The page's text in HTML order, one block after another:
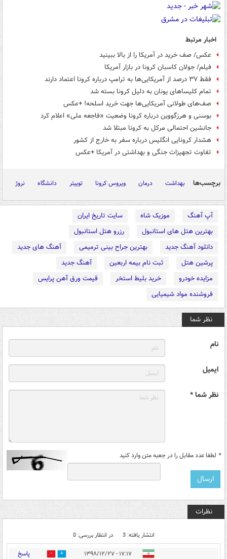
اخبار مرتبط
عکس/ صف خرید در آمریکا را از بالا ببینید
فیلم/ جولان کاسبان کرونا در بازار آمریکا
فقط ۳۷ درصد از آمریکایی‌ها به ترامپ درباره کرونا اعتماد دارند
تمام کلیساهای یونان به دلیل کرونا بسته شد
صف‌های طولانی آمریکایی‌ها جهت خرید اسلحه! +عکس
بوسنی و هرزگووین درباره کرونا وضعیت «فاجعه ملی‌» اعلام کرد
جانشین احتمالی مرکل به کرونا مبتلا شد
هشدار کرونایی انگلیس درباره سفر به خارج از کشور
تفاوت تجهیزات جنگی و بهداشتی در آمریکا +عکس
برچسب‌ها بهداشت درمان ویروس کرونا توییتر دانشگاه نروژ
آپ آهنگ موزیک شاه
سایت تاریخ ایران
بهترین هتل های استانبول
رزرو هتل استانبول
دانلود آهنگ جدید
بهترین جراح بینی ترمیمی
آهنگ های جدید
پرشین هتل
ثبت نام بیمه اربعین
آهنگ جدید
مزایده خودرو
خرید بلیط استخر
قیمت ورق آهن پرایس
فروشنده مواد شیمیایی
نظر شما
نام
ایمیل
نظر شما *
* لطفا عدد مقابل را در جعبه متن وارد کنید
نظرات
انتشار یافته: 3 در انتظار بررسی: 0
۱۷:۱۷ - ۱۳۹۸/۱۲/۲۷ 40 پاسخ